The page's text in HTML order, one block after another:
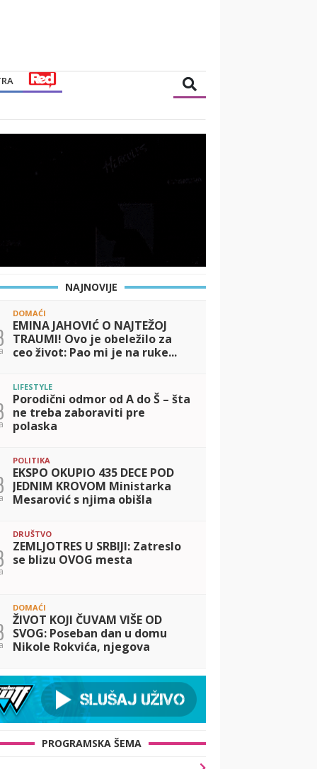
NAJNOVIJE
DOMAĆI
EMINA JAHOVIĆ O NAJTEŽOJ
TRAUMI! Ovo je obeležilo za
ceo život: Pao mi je na ruke...
LIFESTYLE
Porodični odmor od A do Š – šta
ne treba zaboraviti pre
polaska
POLITIKA
EKSPO OKUPIO 435 DECE POD
JEDNIM KROVOM Ministarka
Mesarović s njima obišla
kapital
DRUŠTVO
ZEMLJOTRES U SRBIJI: Zatreslo
se blizu OVOG mesta
DOMAĆI
ŽIVOT KOJI ČUVAM VIŠE OD
SVOG: Poseban dan u domu
Nikole Rokvića, njegova
godina, emocije je savladale
PROGRAMSKA ŠEMA